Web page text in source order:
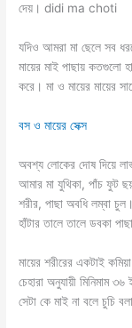
দেয়। didi ma choti
যদিও আমরা মা ছেলে সব
মায়ের মাই পাছায় কতগুলো
করে। মা ও মায়ের মায়ের
বস ও মায়ের সেক্স
অবশ্য লোকের দোষ দিয়ে লাভ
আমার মা যুথিকা, পাঁচ ফুট
শরীর, পাছা অবধি লম্বা
হাঁটার তালে তালে ডবকা
মায়ের শরীরের একটাই
চেহারা অনুযায়ী মিনিমাম
সেটা কে মাই‌ না বলে চুচি